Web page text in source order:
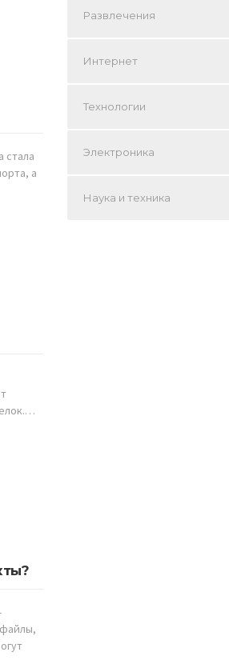
стала
а
Развлечения
Интернет
Технологии
Электроника
Наука и техника